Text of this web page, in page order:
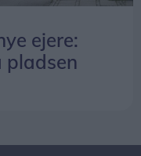
ejere:
pladsen